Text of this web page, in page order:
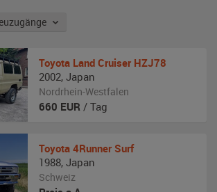
nach: Neuzugänge
Toyota Land Cruiser HZJ78
2002, Japan
Nordrhein-Westfalen
660 EUR / Tag
Toyota 4Runner Surf
1988, Japan
Schweiz